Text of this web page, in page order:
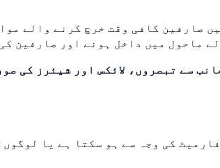
ماحول میں داخل ہونے اور صارفین
سے تبصروں، لائکس اور شیئرز کی